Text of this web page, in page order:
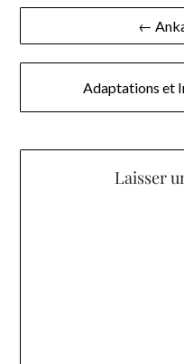
Navigation
de
l’article
←
Adaptations et
Laisser